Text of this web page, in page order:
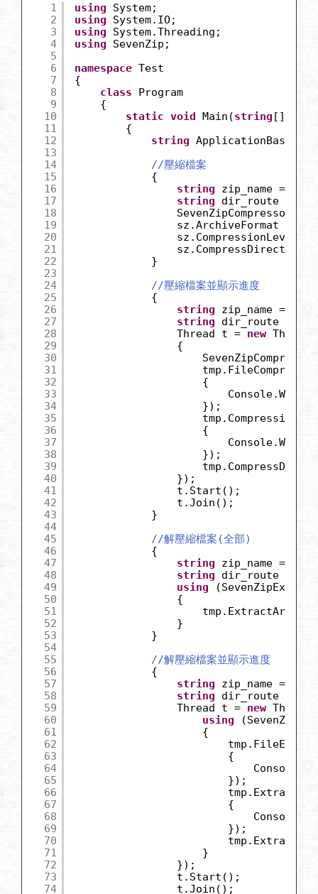
1
2
3
4
5
6
7
8
9
10
11
12
13
14
15
16
17
18
19
20
21
22
23
24
25
26
27
28
29
30
31
32
33
34
35
36
37
38
39
40
41
42
43
44
45
46
47
48
49
50
51
52
53
54
55
56
57
58
59
60
61
62
63
64
65
66
67
68
69
70
71
72
73
74
using
System;
using
System.IO;
using
System.Threading;
using
SevenZip;
namespace Test
{
class
Program
{
static void Main(string []
{
string ApplicationBase =
//壓縮檔案
{
string
zip_name =
string
dir_route =
SevenZipCompressor
sz.ArchiveFormat =
sz.CompressionLevel
}
//壓縮檔案並顯示進度
{
string
zip_name =
string
dir_route =
Thread t = new
{
{
});
{
});
});
t.Start();
t.Join();
}
//解壓縮檔案(全部)
{
string
zip_name =
string
dir_route =
using
{
}
}
//解壓縮檔案並顯示進度
{
string
zip_name =
string
dir_route =
Thread t = new
using
{
{
});
{
});
}
});
t.Start();
t.Join();